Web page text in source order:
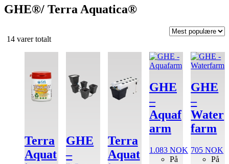
GHE®/ Terra Aquatica®
14 varer totaltSortert
Terra
Aquat
har
flere
varianter.
Alternativene
produktsiden GHE
–
Terra
Aquat
GHE
–
Aquaf
arm
1.083 NOK
På
GHE
–
Water
farm
705NOK
På